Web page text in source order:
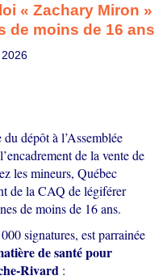
« Zachary Miron »
de moins de 16 ans
dépôt à l’Assemblée
de la vente de
les mineurs, Québec
de la CAQ de légiférer
de moins de 16 ans.
signatures, est parrainée
de santé pour
Rivard :